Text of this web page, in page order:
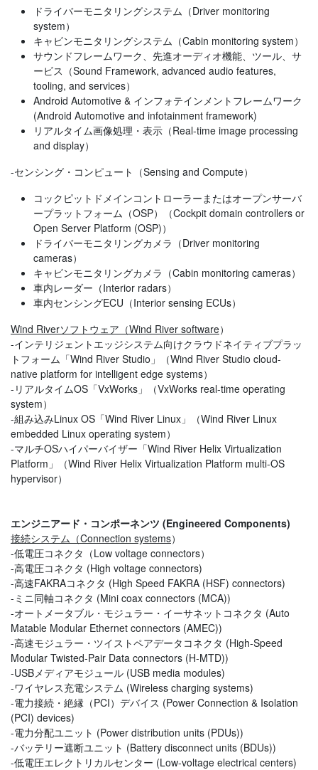
ドライバーモニタリングシステム（Driver monitoring
system）
キャビンモニタリングシステム（Cabin monitoring system）
サウンドフレームワーク、先進オーディオ機能、ツール、サ
ービス（Sound Framework, advanced audio features,
tooling, and services）
Android Automotive & インフォテインメントフレームワーク
(Android Automotive and infotainment framework)
リアルタイム画像処理・表示（Real-time image processing
and display）
-センシング・コンピュート（Sensing and Compute）
コックピットドメインコントローラーまたはオープンサーバ
ープラットフォーム（OSP）（Cockpit domain controllers or
Open Server Platform (OSP)）
ドライバーモニタリングカメラ（Driver monitoring
cameras）
キャビンモニタリングカメラ（Cabin monitoring cameras）
車内レーダー（Interior radars）
車内センシングECU（Interior sensing ECUs）
Wind Riverソフトウェア（Wind River software）
-インテリジェントエッジシステム向けクラウドネイティブプラッ
トフォーム「Wind River Studio」（Wind River Studio cloud-
native platform for intelligent edge systems）
-リアルタイムOS「VxWorks」（VxWorks real-time operating
system）
-組み込みLinux OS「Wind River Linux」（Wind River Linux
embedded Linux operating system）
-マルチOSハイパーバイザー「Wind River Helix Virtualization
Platform」（Wind River Helix Virtualization Platform multi-OS
hypervisor）
エンジニアード・コンポーネンツ (Engineered Components)
接続システム（Connection systems）
-低電圧コネクタ（Low voltage connectors）
-高電圧コネクタ (High voltage connectors)
-高速FAKRAコネクタ (High Speed FAKRA (HSF) connectors)
-ミニ同軸コネクタ (Mini coax connectors (MCA))
-オートメータブル・モジュラー・イーサネットコネクタ (Auto
Matable Modular Ethernet connectors (AMEC))
-高速モジュラー・ツイストペアデータコネクタ (High-Speed
Modular Twisted-Pair Data connectors (H-MTD))
-USBメディアモジュール (USB media modules)
-ワイヤレス充電システム (Wireless charging systems)
-電力接続・絶縁（PCI）デバイス (Power Connection & Isolation
(PCI) devices)
-電力分配ユニット (Power distribution units (PDUs))
-バッテリー遮断ユニット (Battery disconnect units (BDUs))
-低電圧エレクトリカルセンター (Low-voltage electrical centers)